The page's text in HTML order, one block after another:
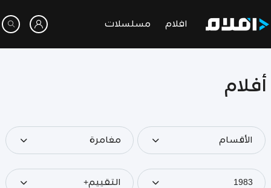
افلام مسلسلات
أفلام
الأقسام مغامرة
1983 التقييم+